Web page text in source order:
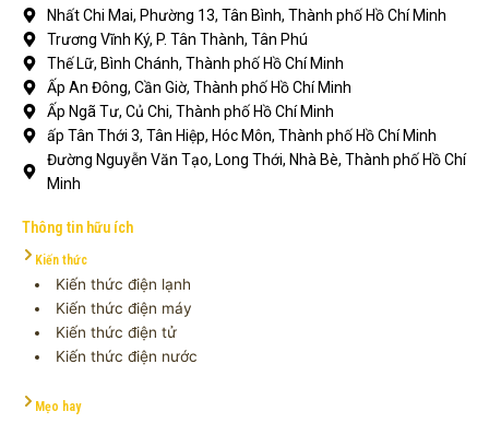
Nhất Chi Mai, Phường 13, Tân Bình, Thành phố Hồ Chí Minh
Trương Vĩnh Ký, P. Tân Thành, Tân Phú
Thế Lữ, Bình Chánh, Thành phố Hồ Chí Minh
Ấp An Đông, Cần Giờ, Thành phố Hồ Chí Minh
Ấp Ngã Tư, Củ Chi, Thành phố Hồ Chí Minh
ấp Tân Thới 3, Tân Hiệp, Hóc Môn, Thành phố Hồ Chí Minh
Đường Nguyễn Văn Tạo, Long Thới, Nhà Bè, Thành phố Hồ Chí
Minh
Thông tin hữu ích
Kiến thức
Kiến thức điện lạnh
Kiến thức điện máy
Kiến thức điện tử
Kiến thức điện nước
Mẹo hay